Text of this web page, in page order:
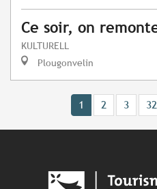
Ce soir, on
KULTURELL
Plougonvelin
1 2 3